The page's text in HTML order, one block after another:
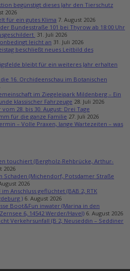
begünstigt dieses Jahr den Tierschutz
2026
für ein gutes Klima 7. August 2026
Bundesstraße 101 bei Thyrow ab 18:00 Uhr
31. Juli 2026
leicht an 31. Juli 2026
beschließt neues Leitbild des
bleibt für ein weiteres Jahr erhalten
16. Orchideenschau im Botanischen
im Ziegeleipark Mildenberg – Ein
klassischer Fahrzeuge 28. Juli 2026
28. bis 30. August: Drei Tage
für die ganze Familie 27. Juli 2026
– Volle Praxen, lange Wartezeiten – was
touchiert (Bergholz-Rehbrücke, Arthur-
2026
(Michendorf, Potsdamer Straße
2026
Anschluss geflüchtet (BAB 2, RTK
) 6. August 2026
Boot&Fun inwater (Marina in den
6, 14542 Werder/Havel) 6. August 2026
Verkehrsunfall (B 2, Neuseddin – Seddiner